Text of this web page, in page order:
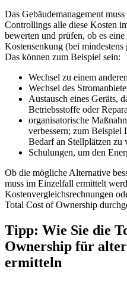
Das Gebäudemanagement
Controllings alle diese Kosten
bewerten und prüfen, ob es
Kostensenkung (bei
Das können zum Beispiel sein:
Wechsel zu einem
Wechsel des
Austausch eines Geräts,
Betriebsstoffe oder
organisatorische
verbessern; zum Beispiel
Bedarf an Stellplätzen zu
Schulungen, um den
Ob die mögliche Alternative
muss im Einzelfall ermittelt
Kostenvergleichsrechnungen
Total Cost of Ownership
Tipp: Wie Sie die
Ownership für
ermitteln